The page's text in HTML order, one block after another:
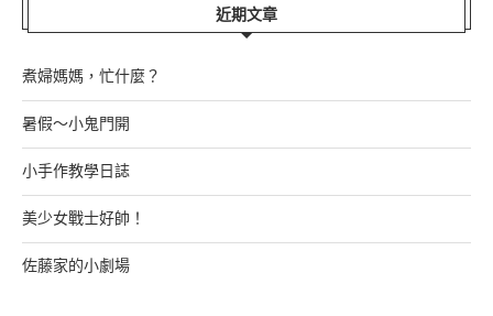
近期文章
煮婦媽媽，忙什麼？
暑假～小鬼門開
小手作教學日誌
美少女戰士好帥！
佐藤家的小劇場